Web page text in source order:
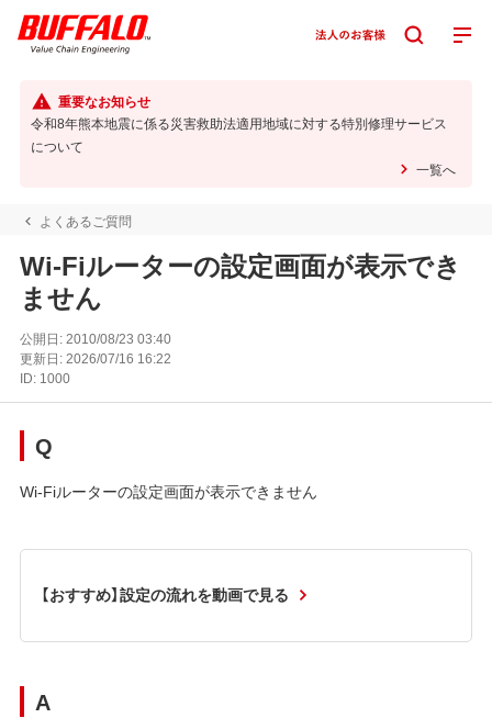
重要なお知らせ
令和8年熊本地震に係る災害救助法適用地域に対する特別修理サービス
について
一覧へ
よくあるご質問
Wi-Fiルーターの設定画面が表示でき
ません
公開日:2010/08/23 03:40
更新日:2026/07/16 16:22
ID: 1000
Q
Wi-Fiルーターの設定画面が表示できません
【おすすめ】設定の流れを動画で見る
A